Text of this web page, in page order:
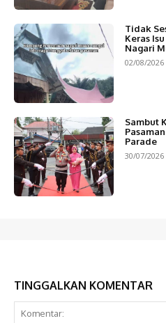
Tidak
Keras
Nagari
02/08/2026
Sambut
Parade
30/07/2026
TINGGALKAN KOMENTAR